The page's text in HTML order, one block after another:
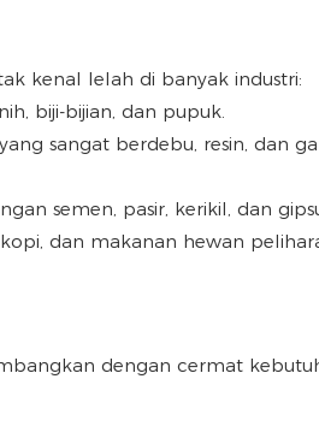
kenal lelah di banyak industri:
biji-bijian, dan pupuk.
sangat berdebu, resin, dan
semen, pasir, kerikil, dan
dan makanan hewan
dengan cermat